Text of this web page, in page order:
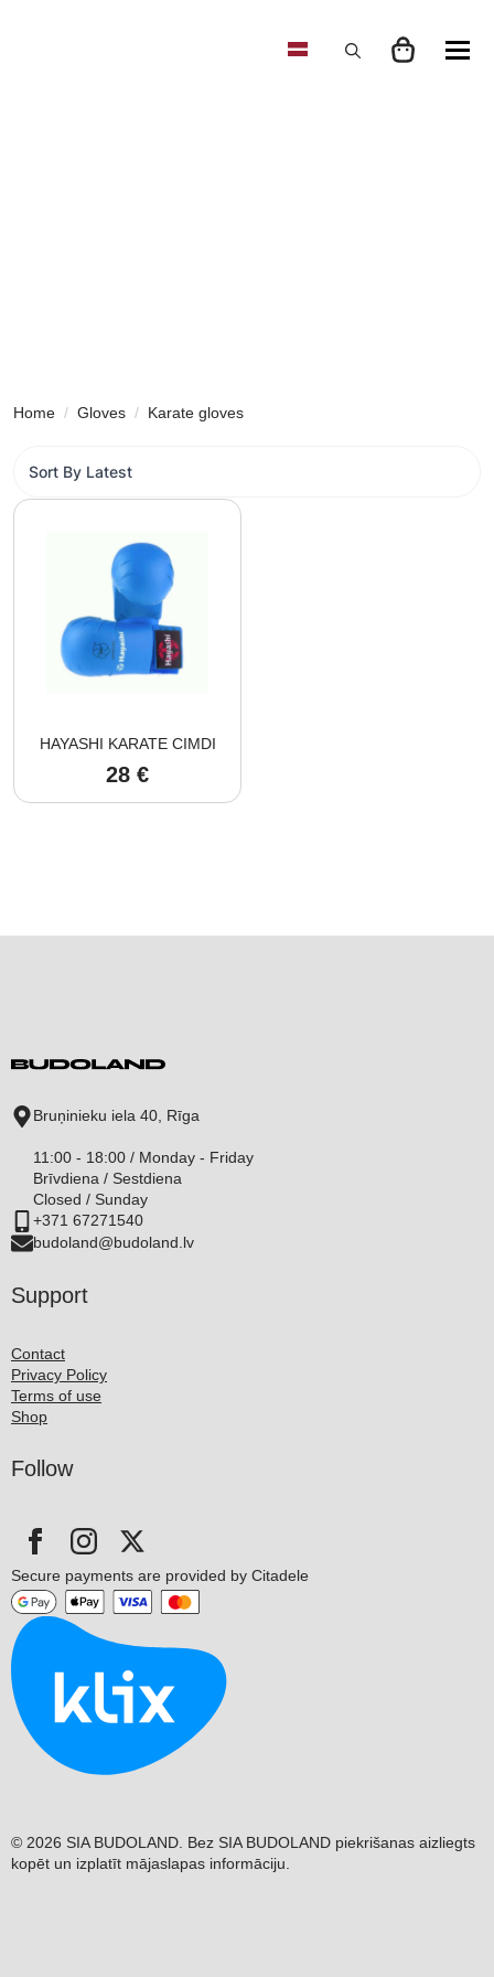
Home Gloves Karate gloves
HAYASHI KARATE CIMDI
28 €
Bruņinieku iela 40, Rīga
11:00 - 18:00 / Monday - Friday
Brīvdiena / Sestdiena
Closed / Sunday
+371 67271540
budoland@budoland.lv
Support
Contact
Privacy Policy
Terms of use
Shop
Follow
Secure payments are provided by Citadele
© 2026 SIA BUDOLAND. Bez SIA BUDOLAND piekrišanas aizliegts
kopēt un izplatīt mājaslapas informāciju.